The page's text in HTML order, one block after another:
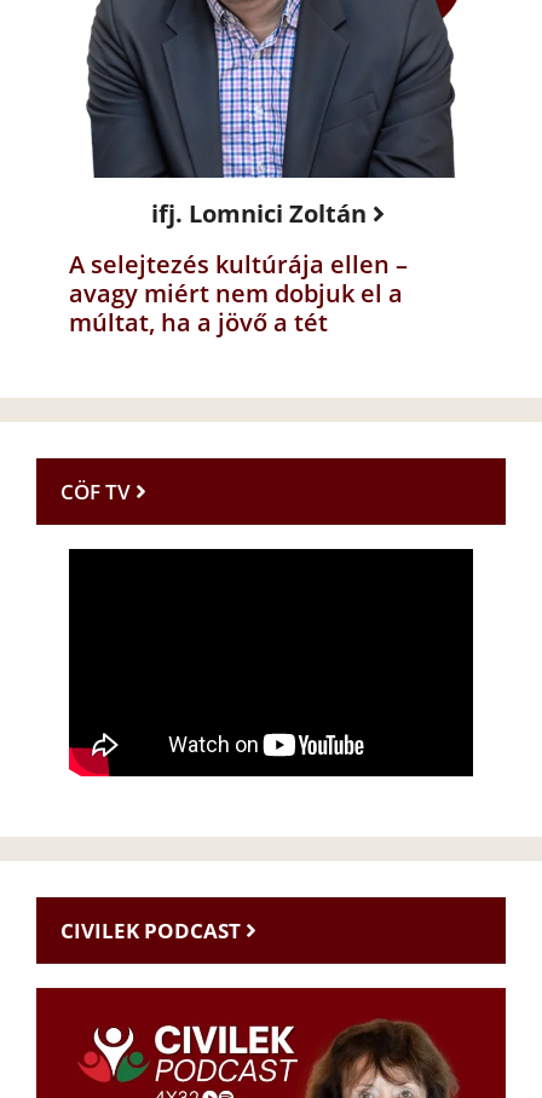
ifj. Lomnici Zoltán
A selejtezés kultúrája ellen –
avagy miért nem dobjuk el a
múltat, ha a jövő a tét
CÖF TV
CIVILEK PODCAST